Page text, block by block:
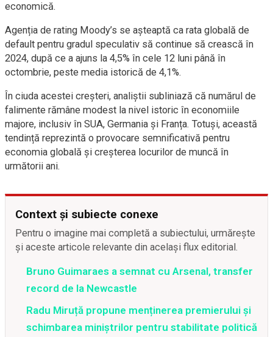
economică.
Agenția de rating Moody’s se așteaptă ca rata globală de
default pentru gradul speculativ să continue să crească în
2024, după ce a ajuns la 4,5% în cele 12 luni până în
octombrie, peste media istorică de 4,1%.
În ciuda acestei creșteri, analiștii subliniază că numărul de
falimente rămâne modest la nivel istoric în economiile
majore, inclusiv în SUA, Germania și Franța. Totuși, această
tendință reprezintă o provocare semnificativă pentru
economia globală și creșterea locurilor de muncă în
următorii ani.
Context și subiecte conexe
Pentru o imagine mai completă a subiectului, urmărește
și aceste articole relevante din același flux editorial.
Bruno Guimaraes a semnat cu Arsenal, transfer
record de la Newcastle
Radu Miruță propune menținerea premierului și
schimbarea miniștrilor pentru stabilitate politică